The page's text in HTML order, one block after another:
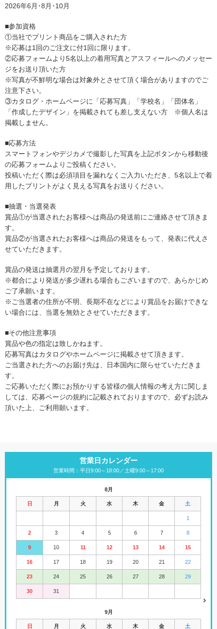
2026年6月･8月･10月
■参加資格
①当社でプリント商品をご購入された方
※応募は1回のご注文に付1回に限ります。
②応募フォームより5名以上の着用写真とアスフィールへのメッセー
ジをお送り頂いた方
※写真が不鮮明な場合は対象外とさせて頂く場合がありますのでご
注意下さい。
③カタログ・ホームページに「応募写真」「学校名」「団体名」
「作成したデザイン」を掲載されても差し支えない方 ※個人名は
掲載しません。
■応募方法
スマートフォンやデジカメで撮影した写真を上記ボタンから移動後
の応募フォームよりご投稿ください。
投稿いただく際は必須項目を漏れなくご入力いただき、5名以上で着
用したプリントがよく見える写真をお送りください。
■抽選・当選発表
賞品①が当選されたお客様へは商品の発送前にご連絡させて頂きま
す。
賞品②が当選されたお客様へは商品の発送をもって、発表に代えさ
せていただきます。
賞品の発送は抽選月の翌月を予定しております。
※都合により発送が多少遅れる場合もございますので、あらかじめ
ご了承願います。
※ご当選者の住所が不明、長期不在などにより賞品をお届けできな
い場合には、当選を無効とさせていただきます。
■その他注意事項
賞品や色の指定は致しかねます。
応募写真はカタログやホームページに掲載させて頂きます。
ご当選された方へのお届け先は、日本国内に限らせていただきま
す。
ご応募いただく際にお預かりする皆様の個人情報の考え方に関しま
しては、応募ページの規約に記載されておりますので、必ずお読み
頂いた上、ご利用願います。
営業日カレンダー
営業時間：平日9:00～18:00／土曜9:00～17:00
8月
日 月 火 水 木 金 土
1
2 3 4 5 6 7 8
9 10 11 12 13 14 15
16 17 18 19 20 21 22
23 24 25 26 27 28 29
30 31
9月
日 月 火 水 木 金 土